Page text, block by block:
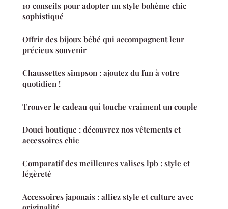
10 conseils pour adopter un style bohème chic
sophistiqué
Offrir des bijoux bébé qui accompagnent leur
précieux souvenir
Chaussettes simpson : ajoutez du fun à votre
quotidien !
Trouver le cadeau qui touche vraiment un couple
Douci boutique : découvrez nos vêtements et
accessoires chic
Comparatif des meilleures valises lpb : style et
légèreté
Accessoires japonais : alliez style et culture avec